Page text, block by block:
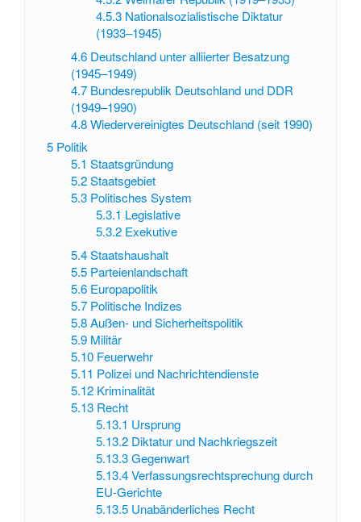
4.5.3 Nationalsozialistische Diktatur
(1933–1945)
4.6 Deutschland unter alliierter Besatzung
(1945–1949)
4.7 Bundesrepublik Deutschland und DDR
(1949–1990)
4.8 Wiedervereinigtes Deutschland (seit 1990)
5 Politik
5.1 Staatsgründung
5.2 Staatsgebiet
5.3 Politisches System
5.3.1 Legislative
5.3.2 Exekutive
5.4 Staatshaushalt
5.5 Parteienlandschaft
5.6 Europapolitik
5.7 Politische Indizes
5.8 Außen- und Sicherheitspolitik
5.9 Militär
5.10 Feuerwehr
5.11 Polizei und Nachrichtendienste
5.12 Kriminalität
5.13 Recht
5.13.1 Ursprung
5.13.2 Diktatur und Nachkriegszeit
5.13.3 Gegenwart
5.13.4 Verfassungsrechtsprechung durch
EU-Gerichte
5.13.5 Unabänderliches Recht